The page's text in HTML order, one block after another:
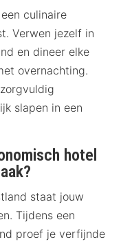
culinaire
Verwen jezelf in
en dineer elke
overnachting.
slapen in een
hotel
staat jouw
Tijdens een
proef je verfijnde